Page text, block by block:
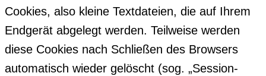
Cookies, also kleine Textdateien, die auf Ihrem
Endgerät abgelegt werden. Teilweise werden
diese Cookies nach Schließen des Browsers
automatisch wieder gelöscht (sog. „Session-